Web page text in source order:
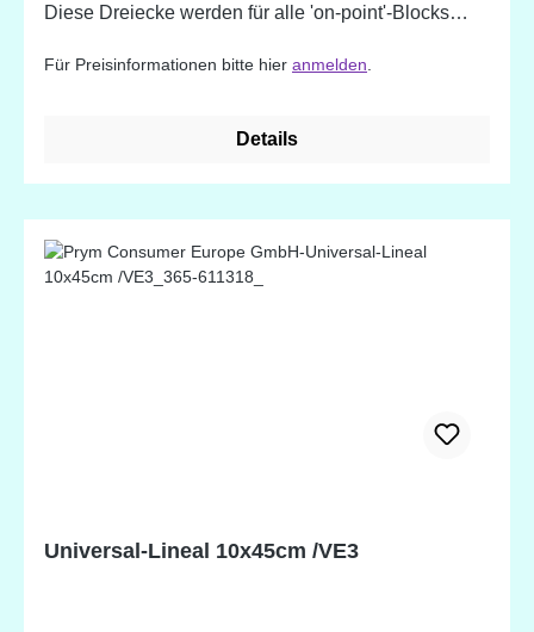
Diese Dreiecke werden für alle 'on-point'-Blocks
Größen erhältlich.
Für Preisinformationen bitte hier anmelden
Details
Universal-Lineal 10x45cm /VE3